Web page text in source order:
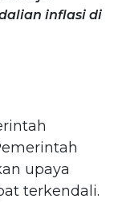
inflasi di
upaya
terkendali.